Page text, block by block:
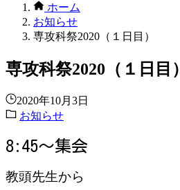
ホーム
お知らせ
専攻科祭2020（１日目）
専攻科祭2020（１日目）
2020年10月3日
お知らせ
8:45～集会
教頭先生から